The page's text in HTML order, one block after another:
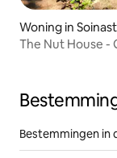
Woning in
The Nut House -
Bestemmingen in